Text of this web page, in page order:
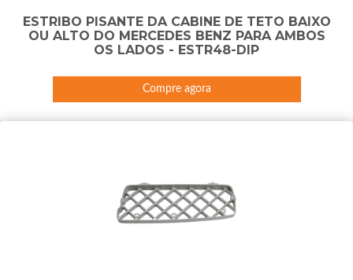
ESTRIBO PISANTE DA CABINE DE TETO BAIXO
OU ALTO DO MERCEDES BENZ PARA AMBOS
OS LADOS - ESTR48-DIP
Compre agora